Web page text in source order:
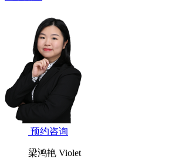
预约咨询
梁鸿艳 Violet